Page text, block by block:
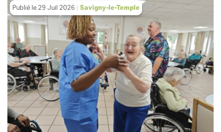
Publié le 29 Juil 2026 Savigny-le-Temple